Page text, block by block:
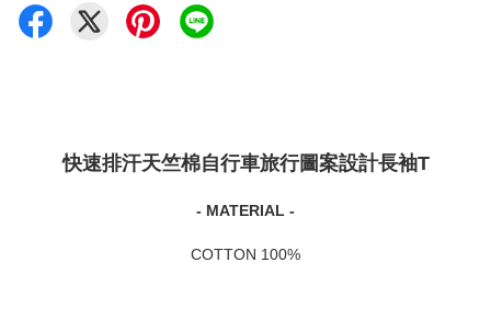
快速排汗天竺棉自行車旅行圖案設計長袖T
- MATERIAL -
COTTON 100%